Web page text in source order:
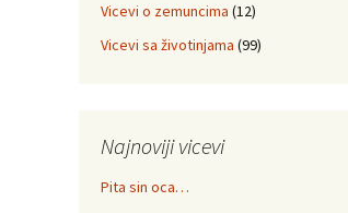
Vicevi o zemuncima (12)
Vicevi sa životinjama (99)
Najnoviji vicevi
Pita sin oca…